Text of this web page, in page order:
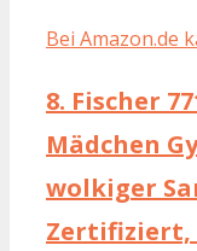
Bei Amazon.de
8. Fischer
Mädchen
wolkiger
Zertifiziert,